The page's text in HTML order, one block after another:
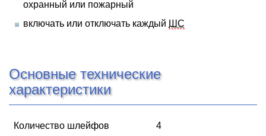
охранный или пожарный
включать или отключать каждый ШС
Основные технические
характеристики
Количество шлейфов 4